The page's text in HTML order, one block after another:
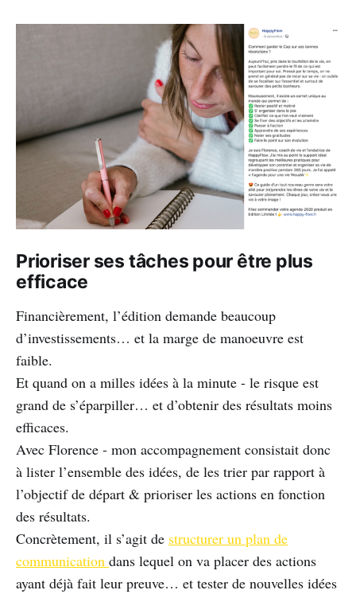
Prioriser ses tâches pour être plus
efficace
Financièrement, l’édition demande beaucoup
d’investissements… et la marge de manoeuvre est
faible.
Et quand on a milles idées à la minute - le risque est
grand de s’éparpiller… et d’obtenir des résultats moins
efficaces.
Avec Florence - mon accompagnement consistait donc
à lister l’ensemble des idées, de les trier par rapport à
l’objectif de départ & prioriser les actions en fonction
des résultats.
Concrètement, il s’agit de structurer un plan de
communication dans lequel on va placer des actions
ayant déjà fait leur preuve… et tester de nouvelles idées